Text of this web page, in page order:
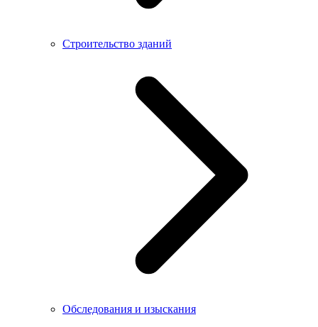
Строительство зданий
Обследования и изыскания